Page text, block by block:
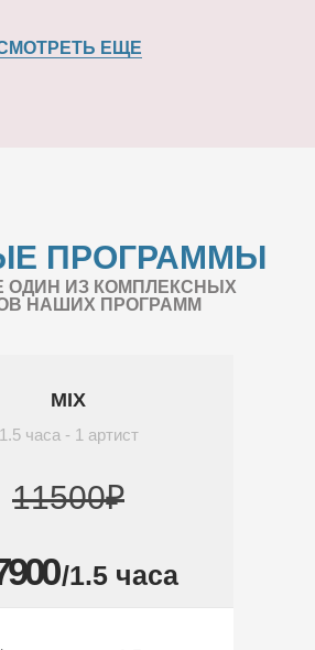
ЕЩЕ
ПРОГРАММЫ
ОДИН ИЗ КОМПЛЕКСНЫХ
НАШИХ ПРОГРАММ
MIX
1.5 часа - 1 артист
11500₽
/1.5 часа